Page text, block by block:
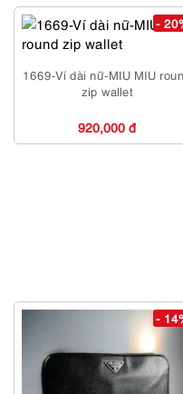
-
1669-Ví dài nữ-MIU MIU
zip wallet
920,000 đ
-